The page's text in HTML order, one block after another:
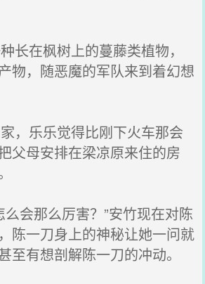
长在枫树上的蔓藤类植物，
物，随恶魔的军队来到着幻想
，乐乐觉得比刚下火车那会
父母安排在梁凉原来住的房
会那么厉害？”安竹现在对陈
陈一刀身上的神秘让她一问就
至有想剖解陈一刀的冲动。